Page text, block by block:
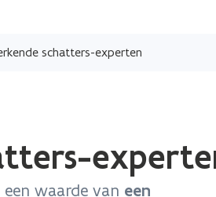
en
schatters-experten
waarde van een